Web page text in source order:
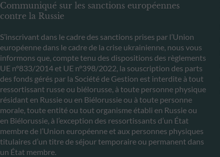
Communiqué sur les sanctions européennes
contre la Russie
S’inscrivant dans le cadre des sanctions prises par l’Union
européenne dans le cadre de la crise ukrainienne, nous vous
informons que, compte tenu des dispositions des règlements
UE n°833/2014 et UE n°398/2022, la souscription des parts
des fonds gérés par la Société de Gestion est interdite à tout
ressortissant russe ou biélorusse, à toute personne physique
résidant en Russie ou en Biélorussie ou à toute personne
morale, toute entité ou tout organisme établi en Russie ou
en Biélorussie, à l’exception des ressortissants d’un État
membre de l’Union européenne et aux personnes physiques
titulaires d’un titre de séjour temporaire ou permanent dans
un État membre.